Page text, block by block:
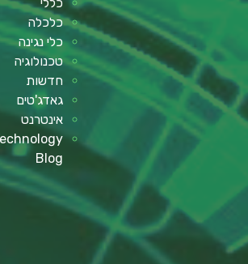
כלכלה
כלי נגינה
טכנולוגיה
חדשות
גאדג'טים
אינטרנט
Blog